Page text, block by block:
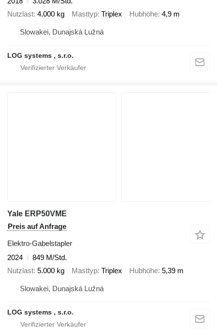
Nutzlast 4.000 kg Masttyp Triplex Hubhöhe 4,9 m
Slowakei, Dunajská Lužná
LOG systems , s.r.o.
Yale ERP50VME
Preis auf Anfrage
Elektro-Gabelstapler
2024
849 M/Std.
Nutzlast 5.000 kg Masttyp Triplex Hubhöhe 5,39 m
Slowakei, Dunajská Lužná
LOG systems , s.r.o.